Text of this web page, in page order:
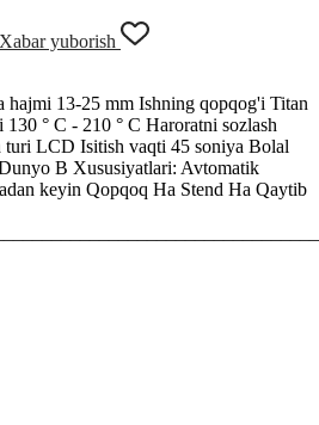
Xabar yuborish
hajmi 13-25 mm Ishning qopqog'i Titan
° C - 210 ° C Haroratni sozlash
turi LCD Isitish vaqti 45 soniya Bolal
B Xususiyatlari: Avtomatik
keyin Qopqoq Ha Stend Ha Qaytib